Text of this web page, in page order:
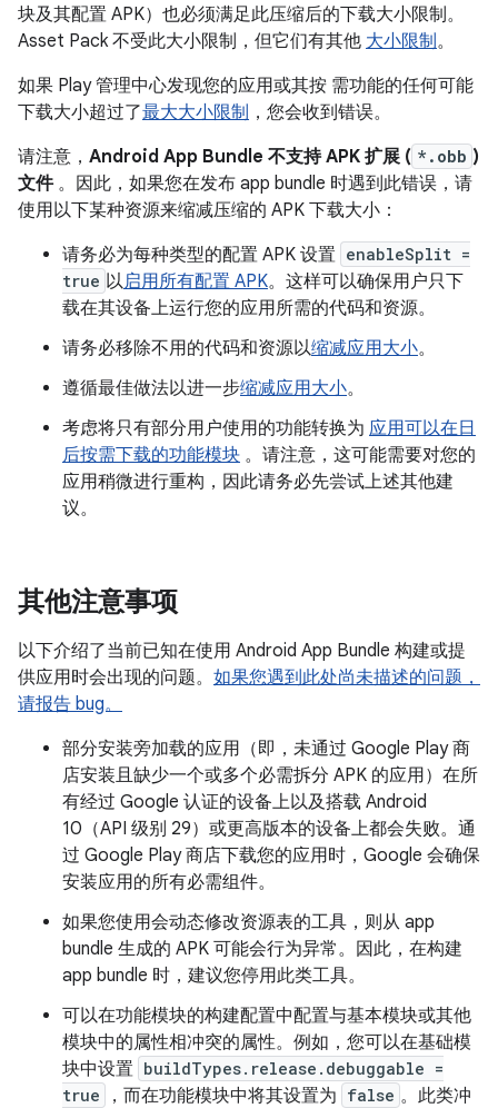
块及其配置 APK）也必须满足此压缩后的下载大小限制。
Asset Pack 不受此大小限制，但它们有其他 大小限制。
如果 Play 管理中心发现您的应用或其按 需功能的任何可能
下载大小超过了最大大小限制 ，您会收到错误。
请注意， Android App Bundle 不支持 APK 扩展 ( *.obb )
文件。因此，如果您在发布 app bundle 时遇到此错误，请
使用以下某种资源来缩减压缩的 APK 下载大小：
请务必为每种类型的配置 APK 设置 enableSplit =
true 以启用所有配置 APK。这样可以确保用户只下
载在其设备上运行您的应用所需的代码和资源。
请务必移除不用的代码和资源以缩减应用大小。
遵循最佳做法以进一步缩减应用大小。
考虑将只有部分用户使用的功能转换为 应用可以在日
后按需下载的功能模块 。请注意，这可能需要对您的
应用稍微进行重构，因此请务必先尝试上述其他建
议。
其他注意事项
以下介绍了当前已知在使用 Android App Bundle 构建或提
供应用时会出现的问题。 如果您遇到此处尚未描述的问题，
请报告 bug。
部分安装旁加载的应用（即，未通过 Google Play 商
店安装且缺少一个或多个必需拆分 APK 的应用）在所
有经过 Google 认证的设备上以及搭载 Android
10（API 级别 29）或更高版本的设备上都会失败。通
过 Google Play 商店下载您的应用时，Google 会确保
安装应用的所有必需组件。
如果您使用会动态修改资源表的工具，则从 app
bundle 生成的 APK 可能会行为异常。因此，在构建
app bundle 时，建议您停用此类工具。
可以在功能模块的构建配置中配置与基本模块或其他
模块中的属性相冲突的属性。例如，您可以在基础模
块中设置 buildTypes.release.debuggable =
true
，而在功能模块中将其设置为 false 。此类冲